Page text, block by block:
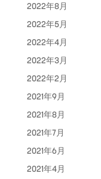
2022年8月
2022年5月
2022年4月
2022年3月
2022年2月
2021年9月
2021年8月
2021年7月
2021年6月
2021年4月